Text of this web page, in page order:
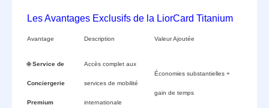
Les Avantages Exclusifs de la LiorCard Titanium
Avantage Description Valeur Ajoutée
🌐Service de
Conciergerie
Premium
Accès complet aux
services de mobilité
internationale
Économies substantielles +
gain de temps